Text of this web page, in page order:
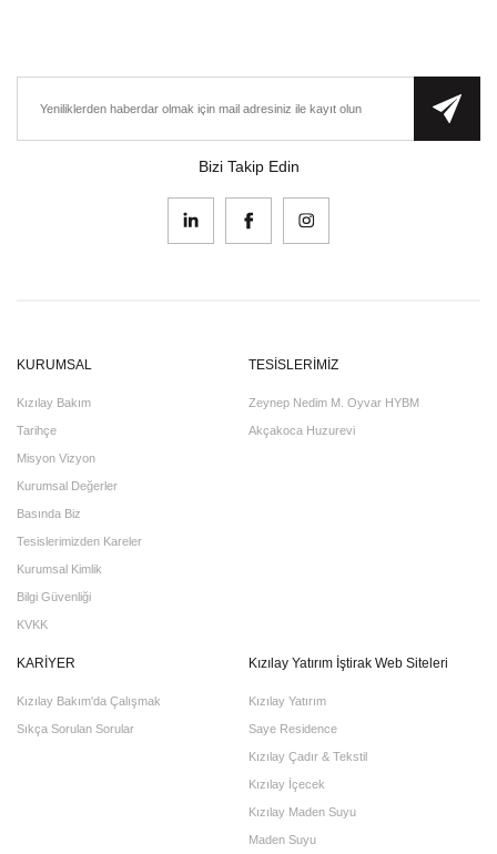
Bizi Takip Edin
KURUMSAL
Kızılay Bakım
Tarihçe
Misyon Vizyon
Kurumsal Değerler
Basında Biz
Tesislerimizden Kareler
Kurumsal Kimlik
Bilgi Güvenliği
KVKK
TESİSLERİMİZ
Zeynep Nedim M. Oyvar HYBM
Akçakoca Huzurevi
KARİYER
Kızılay Bakım'da Çalışmak
Sıkça Sorulan Sorular
Kızılay Yatırım İştirak Web Siteleri
Kızılay Yatırım
Saye Residence
Kızılay Çadır & Tekstil
Kızılay İçecek
Kızılay Maden Suyu
Maden Suyu